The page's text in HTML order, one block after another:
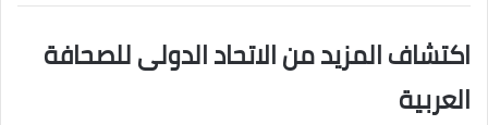
اكتشاف المزيد من الاتحاد الدولى للصحافة
العربية